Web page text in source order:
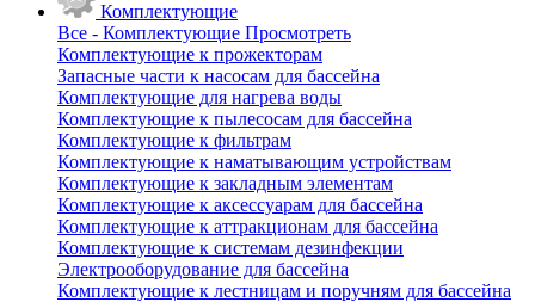
Комплектующие
Все - Комплектующие Просмотреть
Комплектующие к прожекторам
Запасные части к насосам для бассейна
Комплектующие для нагрева воды
Комплектующие к пылесосам для бассейна
Комплектующие к фильтрам
Комплектующие к наматывающим устройствам
Комплектующие к закладным элементам
Комплектующие к аксессуарам для бассейна
Комплектующие к аттракционам для бассейна
Комплектующие к системам дезинфекции
Электрооборудование для бассейна
Комплектующие к лестницам и поручням для бассейна